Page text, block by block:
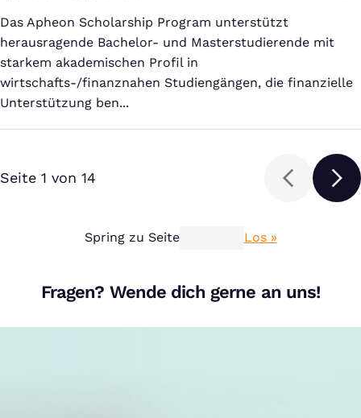
Das Apheon Scholarship Program unterstützt
herausragende Bachelor- und Masterstudierende mit
starkem akademischen Profil in
wirtschafts-/finanznahen Studiengängen, die finanzielle
Unterstützung ben...
Seite 1 von 14
Spring zu Seite Los »
Fragen? Wende dich gerne an uns!